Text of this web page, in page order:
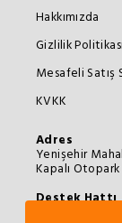
Hakkımızda
Gizlilik Politikası
Mesafeli Satış
KVKK
Adres
Yenişehir
Kapalı
Destek Hattı